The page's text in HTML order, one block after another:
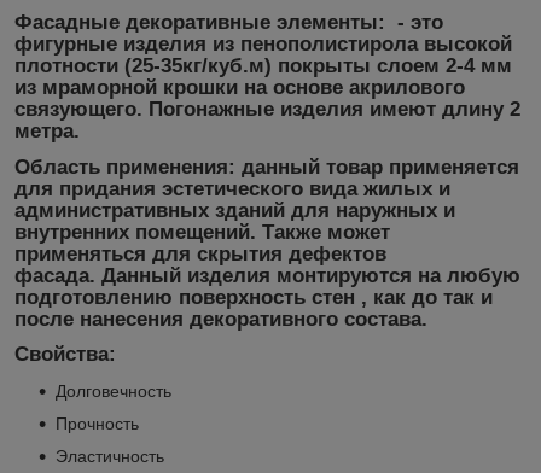
Фасадные декоративные элементы:
- это
фигурные изделия из пенополистирола высокой
плотности (25-35кг/куб.м) покрыты слоем 2-4 мм
из мраморной крошки на основе акрилового
связующего. Погонажные изделия имеют длину 2
метра.
Область применения: данный товар применяется
для придания эстетического вида жилых и
административных зданий для наружных и
внутренних помещений. Также может
применяться для скрытия дефектов
фасада. Данный изделия монтируются на любую
подготовлению поверхность стен , как до так и
после нанесения декоративного состава.
Свойства:
Долговечность
Прочность
Эластичность